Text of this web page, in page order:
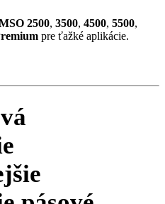
2500, 3500, 4500, 5500,
pre ťažké aplikácie.